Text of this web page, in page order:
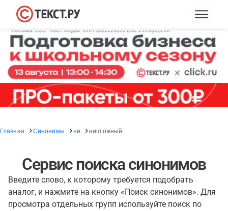
Главная Синонимы ни ничтожный
Сервис поиска синонимов
Введите слово, к которому требуется подобрать
аналог, и нажмите на кнопку «Поиск синонимов». Для
просмотра отдельных групп используйте поиск по